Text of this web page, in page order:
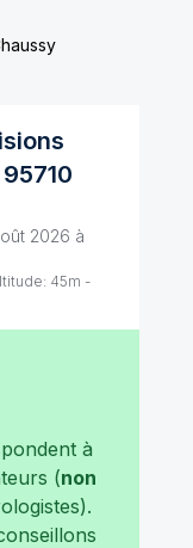
95710
2026 à
45m -
à
(non